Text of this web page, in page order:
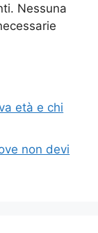
Nessuna
età e chi
non devi